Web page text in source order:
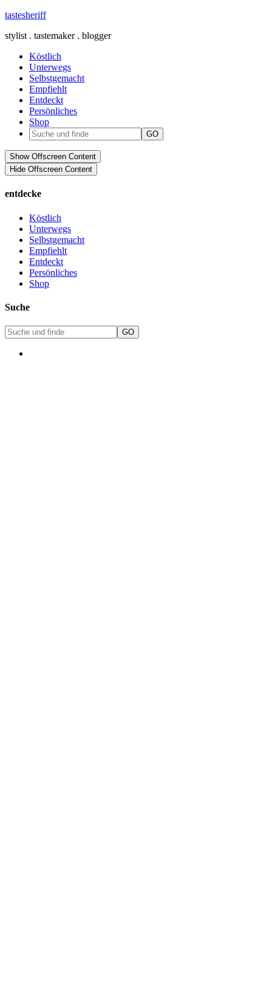
tastesheriff
stylist . tastemaker . blogger
Köstlich
Unterwegs
Selbstgemacht
Empfiehlt
Entdeckt
Persönliches
Shop
Show Offscreen Content
Hide Offscreen Content
entdecke
Köstlich
Unterwegs
Selbstgemacht
Empfiehlt
Entdeckt
Persönliches
Shop
Suche